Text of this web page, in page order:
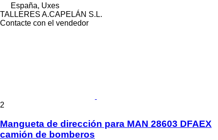
España, Uxes
TALLERES A.CAPELÁN S.L.
Contacte con el vendedor
2
Mangueta de dirección para MAN 28603 DFAEX
camión de bomberos